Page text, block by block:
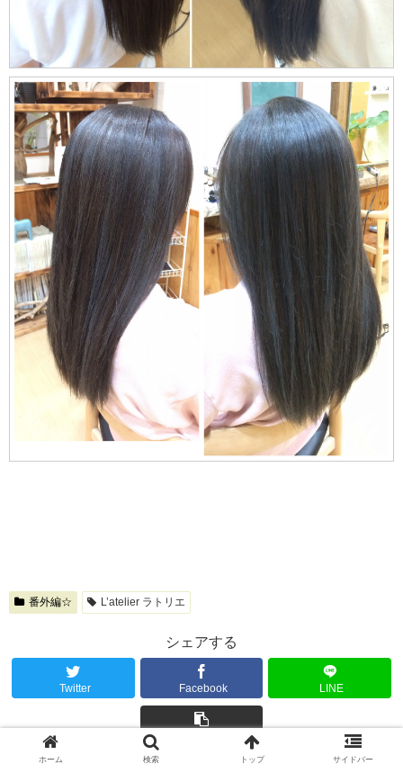
番外編☆ L’atelier ラトリエ
シェアする
Twitter Facebook LINE
ラトリエ 天野 健をフォローする
ホーム 検索 トップ サイドバー